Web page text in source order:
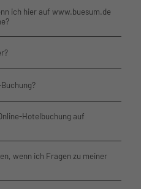
ich hier auf www.buesum.de
Hotelbuchung auf
wenn ich Fragen zu meiner